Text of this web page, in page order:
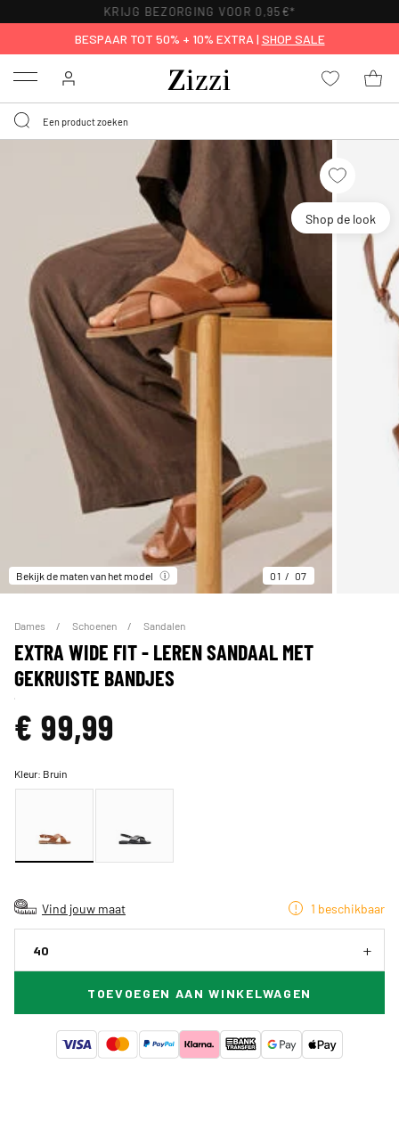
KRIJG BEZORGING VOOR 0,95€*
BESPAAR TOT 50% + 10% EXTRA | SHOP SALE
Menu
Shop de look
Bekijk de maten van het model 01 07
Dames Schoenen Sandalen
EXTRA WIDE FIT - LEREN SANDAAL MET
GEKRUISTE BANDJES
€ 99,99
Kleur: Bruin
Vind jouw maat 1 beschikbaar
40
TOEVOEGEN AAN WINKELWAGEN